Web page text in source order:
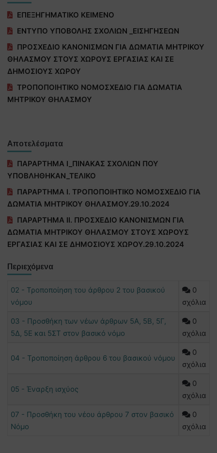
ΕΠΕΞΗΓΗΜΑΤΙΚΟ ΚΕΙΜΕΝΟ
ΕΝΤΥΠΟ ΥΠΟΒΟΛΗΣ ΣΧΟΛΙΩΝ _ΕΙΣΗΓΗΣΕΩΝ
ΠΡΟΣΧΕΔΙΟ ΚΑΝΟΝΙΣΜΩΝ ΓΙΑ ΔΩΜΑΤΙΑ ΜΗΤΡΙΚΟΥ
ΘΗΛΑΣΜΟΥ ΣΤΟΥΣ ΧΩΡΟΥΣ ΕΡΓΑΣΙΑΣ ΚΑΙ ΣΕ
ΔΗΜΟΣΙΟΥΣ ΧΩΡΟΥ
ΤΡΟΠΟΠΟΙΗΤΙΚΟ ΝΟΜΟΣΧΕΔΙΟ ΓΙΑ ΔΩΜΑΤΙΑ
ΜΗΤΡΙΚΟΥ ΘΗΛΑΣΜΟΥ
Αποτελέσματα
ΠΑΡΑΡΤΗΜΑ Ι_ΠΙΝΑΚΑΣ ΣΧΟΛΙΩΝ ΠΟΥ
ΥΠΟΒΛΗΘΗΚΑΝ_ΤΕΛΙΚΟ
ΠΑΡΑΡΤΗΜΑ Ι. ΤΡΟΠΟΠΟΙΗΤΙΚΟ ΝΟΜΟΣΧΕΔΙΟ ΓΙΑ
ΔΩΜΑΤΙΑ ΜΗΤΡΙΚΟΥ ΘΗΛΑΣΜΟΥ.29.10.2024
ΠΑΡΑΡΤΗΜΑ ΙΙ. ΠΡΟΣΧΕΔΙΟ ΚΑΝΟΝΙΣΜΩΝ ΓΙΑ
ΔΩΜΑΤΙΑ ΜΗΤΡΙΚΟΥ ΘΗΛΑΣΜΟΥ ΣΤΟΥΣ ΧΩΡΟΥΣ
ΕΡΓΑΣΙΑΣ ΚΑΙ ΣΕ ΔΗΜΟΣΙΟΥΣ ΧΩΡΟΥ.29.10.2024
Περιεχόμενα
02 - Τροποποίηση του άρθρου 2 του βασικού
νόμου
0
σχόλια
03 - Προσθήκη των νέων άρθρων 5Α, 5Β, 5Γ,
5Δ, 5Ε και 5ΣΤ στον βασικό νόμο
0
σχόλια
04 - Τροποποίηση άρθρου 6 του βασικού νόμου
0
σχόλια
05 - Έναρξη ισχύος
0
σχόλια
07 - Προσθήκη του νέου άρθρου 7 στον βασικό
Νόμο
0
σχόλια